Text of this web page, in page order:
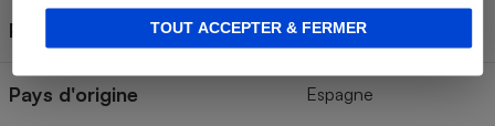
TOUT ACCEPTER & FERMER
Poignée intégrée Oui
Pays d'origine Espagne